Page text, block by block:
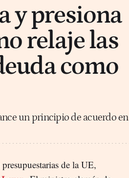
y presiona
relaje las
como
un principio de acuerdo en
de la UE,